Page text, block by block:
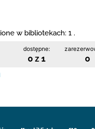
w bibliotekach: 1 .
dostępne:
0 z 1 0